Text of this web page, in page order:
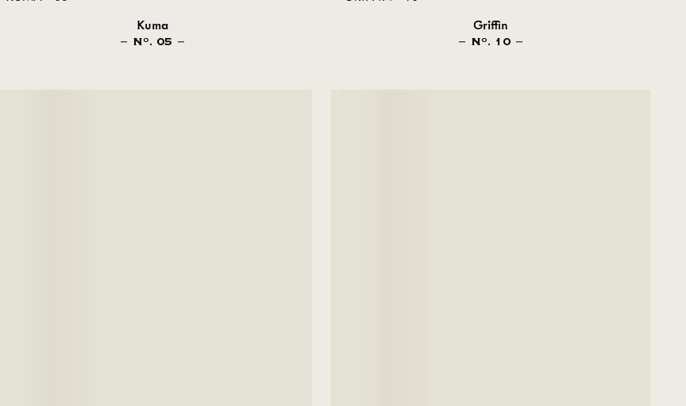
Kuma
NO . 05
Griffin
NO . 10